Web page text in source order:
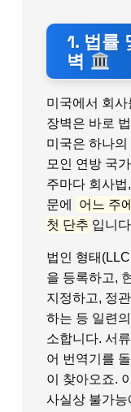
1. 법률
벽
미국에서 회
장벽은 바로
미국은 하나
모인 연방 국
주마다 회사법
문에
어느 주
첫 단추 입니
법인 형태
을 등록하고,
지정하고, 정
하는 등 일련
소합니다. 서
어 번역기를
이 찾아오죠.
사실상 불가능